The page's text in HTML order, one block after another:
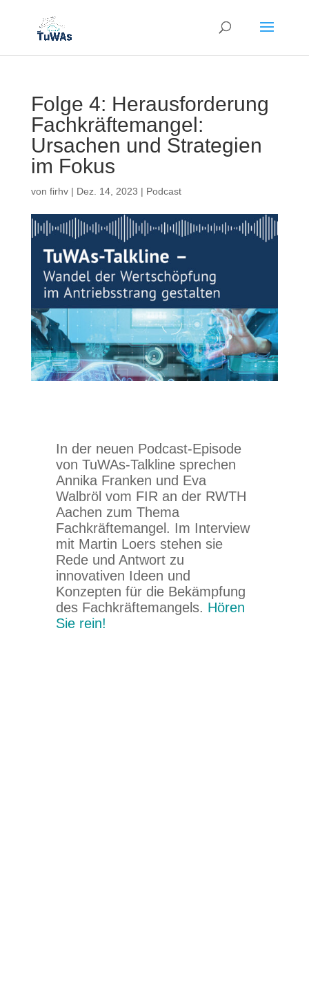
Folge 4: Herausforderung
Fachkräftemangel:
Ursachen und Strategien
im Fokus
von firhv| Dez. 14, 2023 | Podcast
In der neuen Podcast-Episode
von TuWAs-Talkline sprechen
Annika Franken und Eva
Walbröl vom FIR an der RWTH
Aachen zum Thema
Fachkräftemangel. Im Interview
mit Martin Loers stehen sie
Rede und Antwort zu
innovativen Ideen und
Konzepten für die Bekämpfung
des Fachkräftemangels. Hören
Sie rein!